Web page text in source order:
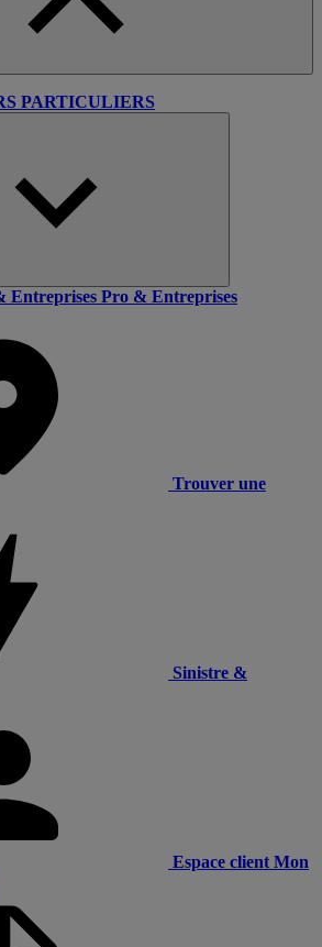
PARTICULIERS
Entreprises Pro & Entreprises
Trouver une
Sinistre &
Espace client Mon